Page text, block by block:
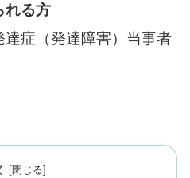
れる方
症（発達障害）当事者